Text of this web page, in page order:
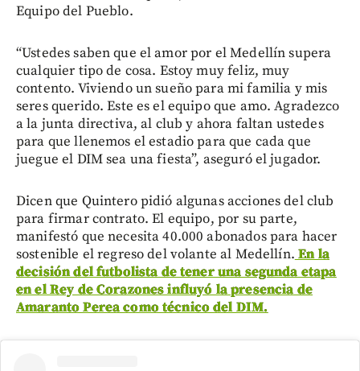
Equipo del Pueblo.
“Ustedes saben que el amor por el Medellín supera
cualquier tipo de cosa. Estoy muy feliz, muy
contento. Viviendo un sueño para mi familia y mis
seres querido. Este es el equipo que amo. Agradezco
a la junta directiva, al club y ahora faltan ustedes
para que llenemos el estadio para que cada que
juegue el DIM sea una fiesta”, aseguró el jugador.
Dicen que Quintero pidió algunas acciones del club
para firmar contrato. El equipo, por su parte,
manifestó que necesita 40.000 abonados para hacer
sostenible el regreso del volante al Medellín.En la
decisión del futbolista de tener una segunda etapa
en el Rey de Corazones influyó la presencia de
Amaranto Perea como técnico del DIM.